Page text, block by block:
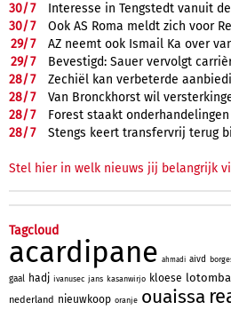
30/7
Interesse in Tengstedt vanuit de
30/7
Ook AS Roma meldt zich voor
29/7
AZ neemt ook Ismail Ka over
29/7
Bevestigd: Sauer vervolgt
28/7
Zechiël kan verbeterde
28/7
Van Bronckhorst wil
28/7
Forest staakt
28/7 Stengs keert transfervrij terug
Stel hier in welk nieuws jij belangrijk
Tagcloud
acardipane ahmadi aivd
gaal hadj ivanusec jans kasanwirjo kloese lotomba
nederland nieuwkoop oranje ouaissa